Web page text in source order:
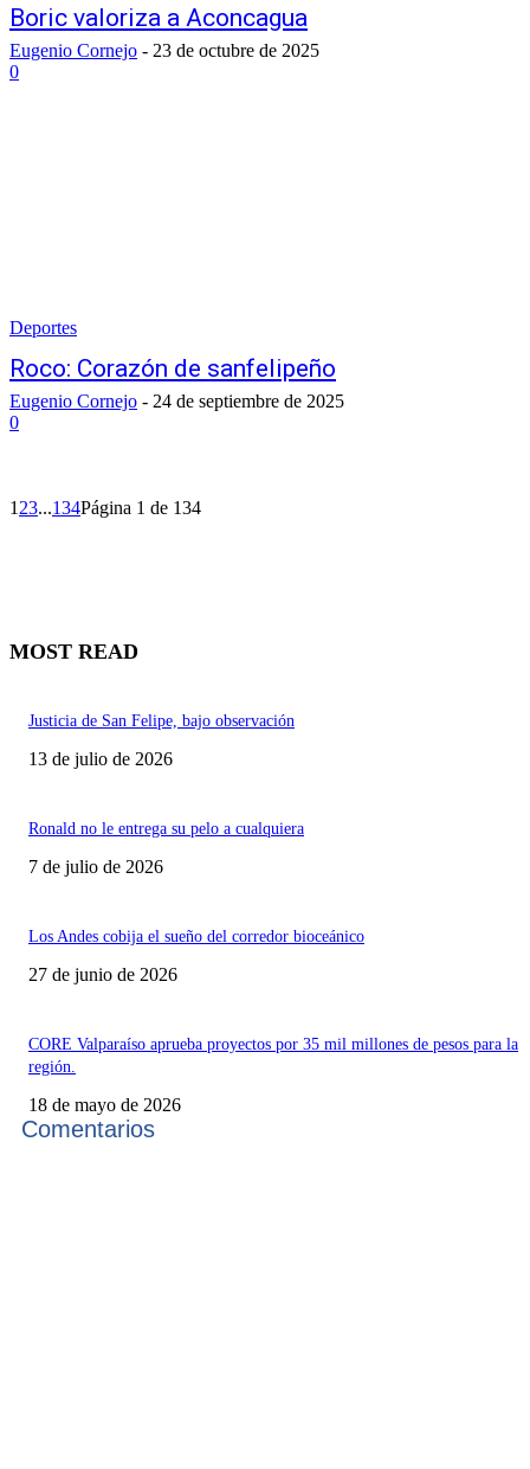
Boric valoriza a Aconcagua
Eugenio Cornejo - 23 de octubre de 2025
0
Deportes
Roco: Corazón de sanfelipeño
Eugenio Cornejo - 24 de septiembre de 2025
0
1 23...134Página 1 de 134
MOST READ
Justicia de San Felipe, bajo observación
13 de julio de 2026
Ronald no le entrega su pelo a cualquiera
7 de julio de 2026
Los Andes cobija el sueño del corredor bioceánico
27 de junio de 2026
CORE Valparaíso aprueba proyectos por 35 mil millones de pesos para la
región.
18 de mayo de 2026
Comentarios